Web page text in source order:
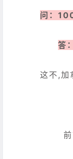
问：
答
这不,加